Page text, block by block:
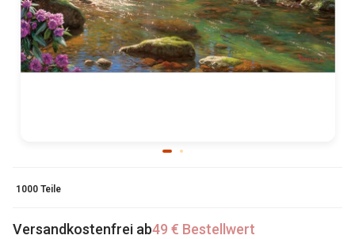
1000 Teile
Versandkostenfrei ab49 € Bestellwert